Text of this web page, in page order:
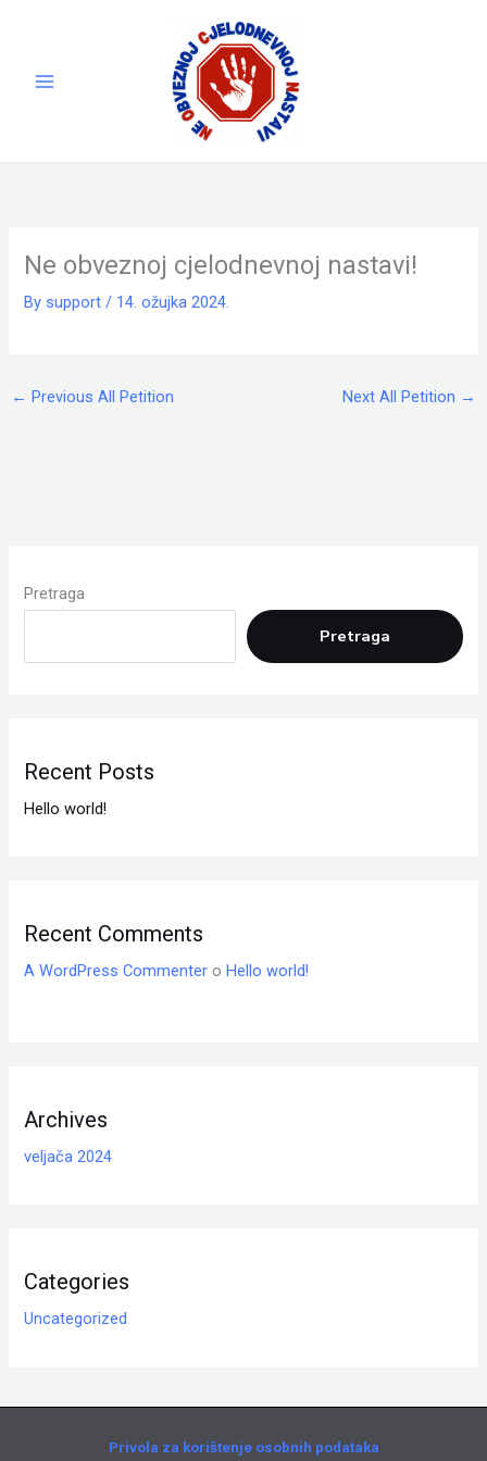
Ne obveznoj cjelodnevnoj nastavi!
By support/ 14. ožujka 2024.
← Previous All Petition Next All Petition →
Pretraga
Pretraga
Recent Posts
Hello world!
Recent Comments
A WordPress Commenter oHello world!
Archives
veljača 2024
Categories
Uncategorized
Privola za korištenje osobnih podataka